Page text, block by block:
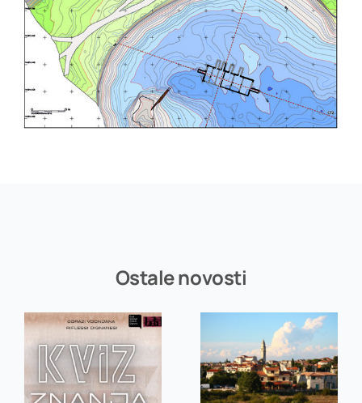
Ostale novosti